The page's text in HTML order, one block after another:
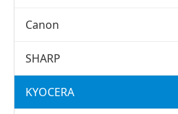
Canon
SHARP
KYOCERA